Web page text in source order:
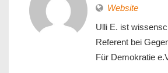
Website
Ulli E. ist
Referent bei
Für Demokratie